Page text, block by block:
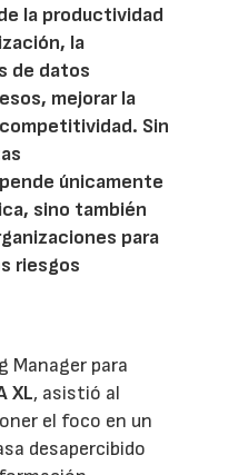
la productividad
la
de datos
mejorar la
Sin
únicamente
sino también
para
riesgos
Manager para
XL, asistió al
el foco en un
desapercibido